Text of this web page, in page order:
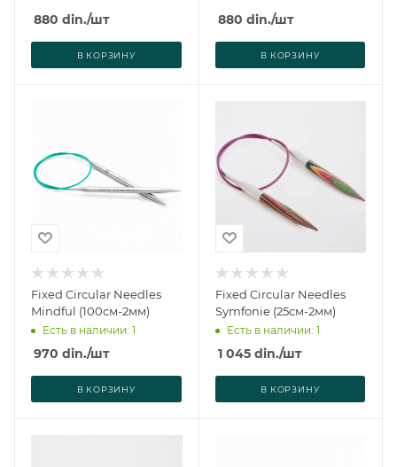
880 din./шт
В КОРЗИНУ
880 din./шт
В КОРЗИНУ
Fixed Circular Needles
Mindful (100см-2мм)
Есть в наличии: 1
970 din./шт
В КОРЗИНУ
Fixed Circular Needles
Symfonie (25см-2мм)
Есть в наличии: 1
1 045din./шт
В КОРЗИНУ